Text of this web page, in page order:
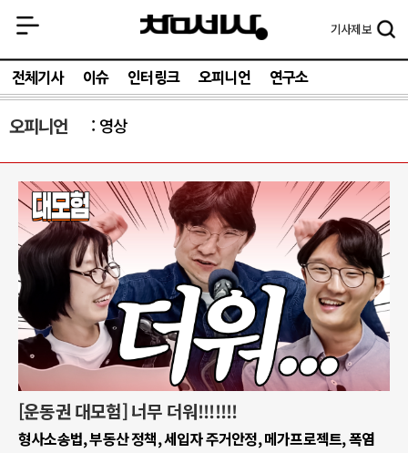
기사제보
전체기사 이슈 인터링크 오피니언 연구소
오피니언 영상
[운동권 대모험] 너무 더워!!!!!!!
형사소송법, 부동산 정책, 세입자 주거안정, 메가프로젝트, 폭염